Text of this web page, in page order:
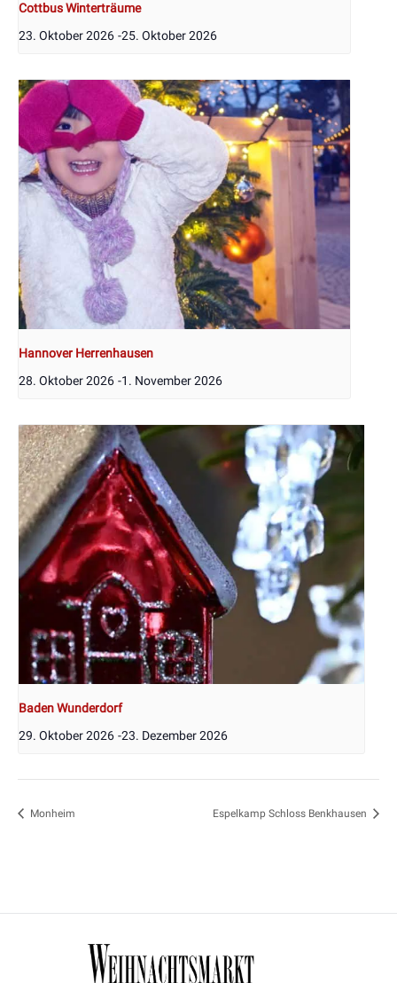
Cottbus Winterträume
23. Oktober 2026 -25. Oktober 2026
Hannover Herrenhausen
28. Oktober 2026 -1. November 2026
Baden Wunderdorf
29. Oktober 2026 -23. Dezember 2026
Monheim Espelkamp Schloss Benkhausen